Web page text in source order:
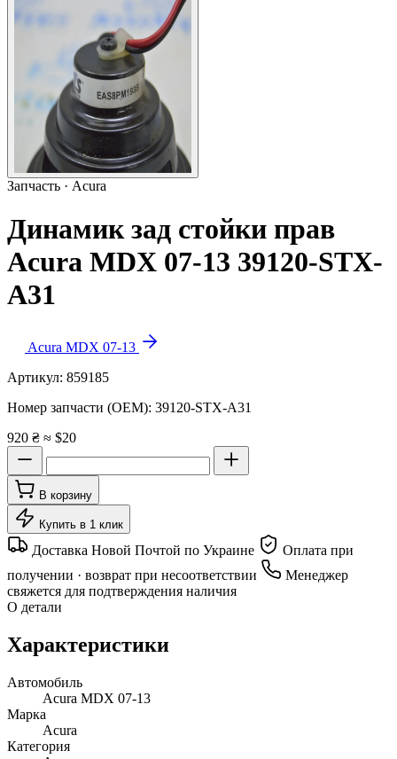
Запчасть · Acura
Динамик зад стойки прав
Acura MDX 07-13 39120-STX-
A31
Acura MDX 07-13
Артикул: 859185
Номер запчасти (OEM): 39120-STX-A31
920 ₴ ≈ $20
В корзину
Купить в 1 клик
Доставка Новой Почтой по Украине
Оплата при
получении · возврат при несоответствии
Менеджер
свяжется для подтверждения наличия
О детали
Характеристики
Автомобиль
Acura MDX 07-13
Марка
Acura
Категория